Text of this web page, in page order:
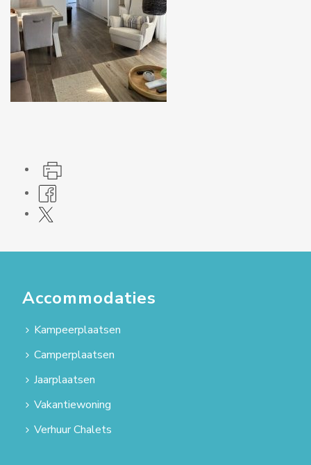
Accommodaties
Kampeerplaatsen
Camperplaatsen
Jaarplaatsen
Vakantiewoning
Verhuur Chalets